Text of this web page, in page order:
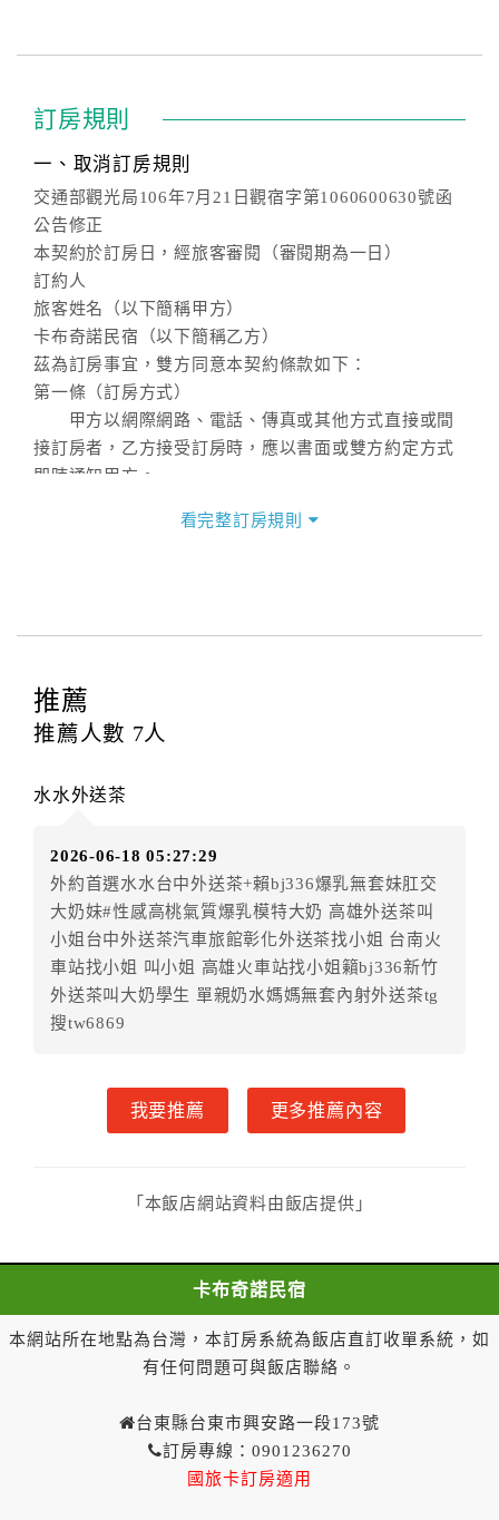
訂房規則
一、取消訂房規則
交通部觀光局106年7月21日觀宿字第1060600630號函
公告修正
本契約於訂房日，經旅客審閱（審閱期為一日）
訂約人
旅客姓名（以下簡稱甲方）
卡布奇諾民宿（以下簡稱乙方）
茲為訂房事宜，雙方同意本契約條款如下：
第一條（訂房方式）
甲方以網際網路、電話、傳真或其他方式直接或間
接訂房者，乙方接受訂房時，應以書面或雙方約定方式
即時通知甲方。
甲方訂房應告知乙方預定住宿之期間、所需客房房
本契約之房價經雙方合意，依網路售價計費（含稅
金及服務費），乙方除提供住宿外，尚包括（依預訂專
第四條（入住、退房時間）
甲、乙雙方同意本契約之付款方式依乙方提供方
式。
第六條（定金或預收房價總金額之收取）
乙方接受甲方訂房後，甲方入住前，乙方預收取總
房費50%為定金
第七條（甲方解約時定金之退還）
甲方解約時，應通知乙方，並得要求乙方依下列標
一、甲方解約通知於預定住宿日前第十四日以前到達
者，得請求乙方退還已付定金百分之百。
三、甲方解約通知於預定住宿日前第七日至第九日到達
者，得請求乙方退還已付定金百分之四十。
五、甲方解約通知於預定住宿日前第二日至第三日到達
者，得請求乙方退還已付定金百分之三十。
六、甲方解約通知於預定住宿日前第一日到達者，得請
七、甲方解約通知於預定住宿日當日到達或未為解約通
知者，乙方得不退還甲方已付全部定金。
一年內保留已付金額作為日後消費折抵使用：
看完整訂房規則
推薦
推薦人數 7人
水水外送茶
2026-06-18 05:27:29
外約首選水水台中外送茶+賴bj336爆乳無套妹肛交
大奶妹#性感高桃氣質爆乳模特大奶 高雄外送茶叫
小姐台中外送茶汽車旅館彰化外送茶找小姐 台南火
車站找小姐 叫小姐 高雄火車站找小姐籟bj336新竹
外送茶叫大奶學生 單親奶水媽媽無套內射外送茶tg
搜tw6869
我要推薦 更多推薦內容
「本飯店網站資料由飯店提供」
卡布奇諾民宿
本網站所在地點為台灣，本訂房系統為飯店直訂收單系統，如
有任何問題可與飯店聯絡。
台東縣台東市興安路一段173號
訂房專線：0901236270
國旅卡訂房適用